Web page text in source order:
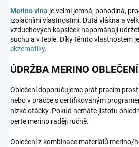
Merino vlna je velmi jemná, pohodlná,
izolačními vlastnostmi. Dutá vlákna a
vzduchových kapsiček napomáhají
suchu a v teple. Díky těmto vlastnostem
ekzematiky.
ÚDRŽBA MERINO OBLEČENÍ
Oblečení doporučujeme prát pracím
nebo v pračce s certifikovaným
nízké otáčky. Pokud nemáte jistotu
perte merino raději ručně.
Oblečení z kombinace materiálů merino/